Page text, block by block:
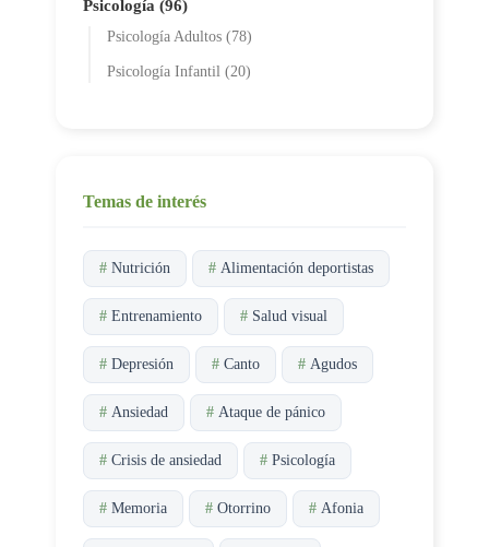
Psicología (96)
Psicología Adultos (78)
Psicología Infantil (20)
Temas de interés
# Nutrición # Alimentación deportistas
# Entrenamiento # Salud visual
# Depresión # Canto # Agudos
# Ansiedad # Ataque de pánico
# Crisis de ansiedad # Psicología
# Memoria # Otorrino # Afonia